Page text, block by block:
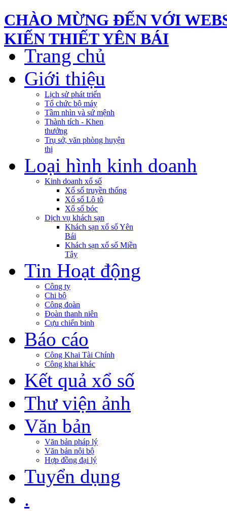
CHÀO MỪNG ĐẾN VỚI
KIẾN THIẾT YÊN BÁI
Trang chủ
Giới thiệu
Lịch sử phát triển
Tổ chức bộ máy
Tầm nhìn và sứ mệnh
Thành tích - Khen
thưởng
Trụ sở, văn phòng huyện
thị
Loại hình kinh doanh
Kinh doanh xổ số
Xổ số truyền thống
Xổ số Lô tô
Xổ số bóc
Dịch vụ khách sạn
Khách sạn xổ số Yên
Bái
Khách sạn xổ số Miền
Tây
Tin Hoạt động
Công ty
Chi bộ
Công đoàn
Đoàn thanh niên
Cựu chiến binh
Báo cáo
Công Khai Tài Chính
Công khai khác
Kết quả xổ số
Thư viện ảnh
Văn bản
Văn bản pháp lý
Văn bản nội bộ
Hợp đồng đại lý
Tuyển dụng
.